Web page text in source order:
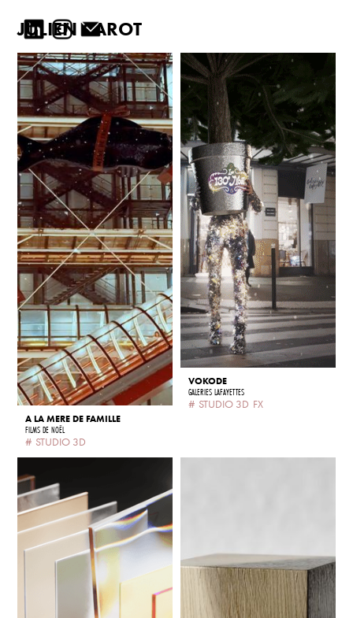
JULIEN CAROT
A LA MERE DE FAMILLE
FILMS DE NOËL
# STUDIO 3D
VOKODE
GALERIES LAFAYETTES
# STUDIO 3D FX